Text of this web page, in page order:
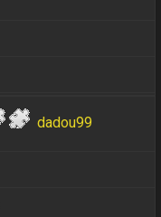
dadou99